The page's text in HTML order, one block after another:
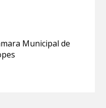
Municipal de